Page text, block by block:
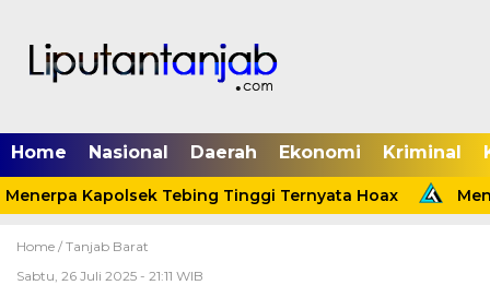
Home Nasional Daerah Ekonomi Kriminal
Kapolsek Tebing Tinggi Ternyata Hoax
Home / Tanjab Barat
Sabtu, 26 Juli 2025 - 21:11 WIB